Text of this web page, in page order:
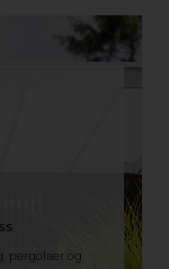
pergolaer og